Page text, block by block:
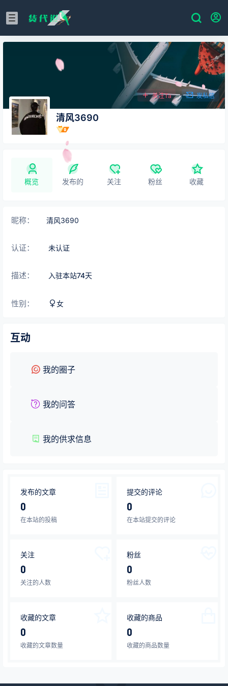
清风3690
关注Ta 发私信
概览 发布的 关注 粉丝 收藏
昵称： 清风3690
认证： 未认证
描述： 入驻本站74天
性别： 女
互动
我的圈子
我的问答
我的供求信息
发布的文章
0
在本站的投稿
提交的评论
0
在本站提交的评论
关注
0
关注的人数
粉丝
0
粉丝人数
收藏的文章
0
收藏的文章数量
收藏的商品
0
收藏的商品数量